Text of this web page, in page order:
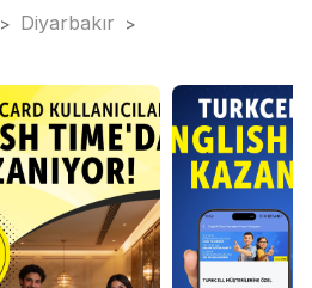
> Diyarbakır >